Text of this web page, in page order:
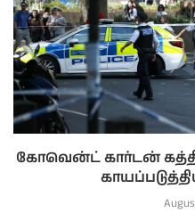
கோவென்ட் கார்டன்